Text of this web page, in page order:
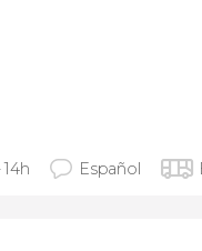
14h Español